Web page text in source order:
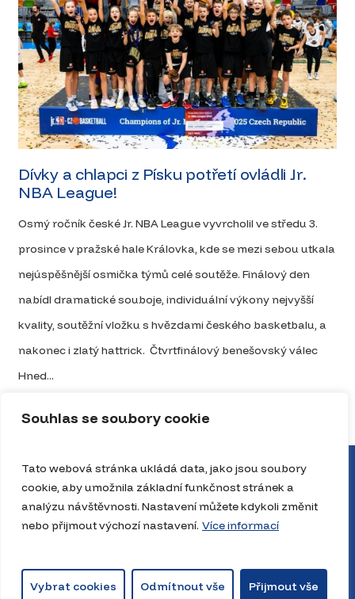
Souhlas se soubory cookie
Tato webová stránka ukládá data, jako jsou soubory
cookie, aby umožnila základní funkčnost stránek a
analýzu návštěvnosti. Nastavení můžete kdykoli změnit
nebo přijmout výchozí nastavení. Více informací
Vybrat cookies Odmítnout vše Přijmout vše
Dívky a chlapci z Písku potřetí ovládli Jr.
NBA League!
Osmý ročník české Jr. NBA League vyvrcholil ve středu 3.
prosince v pražské hale Královka, kde se mezi sebou utkala
nejúspěšnější osmička týmů celé soutěže. Finálový den
nabídl dramatické souboje, individuální výkony nejvyšší
kvality, soutěžní vložku s hvězdami českého basketbalu, a
nakonec i zlatý hattrick. Čtvrtfinálový benešovský válec
Hned...